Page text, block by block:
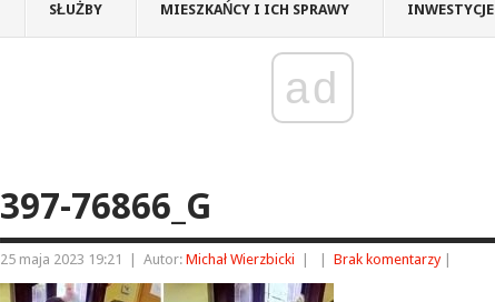
SŁUŻBY MIESZKAŃCY I ICH SPRAWY INWESTYCJE
ad
397-76866_G
25 maja 2023 19:21 Autor: Michał Wierzbicki Brak komentarzy